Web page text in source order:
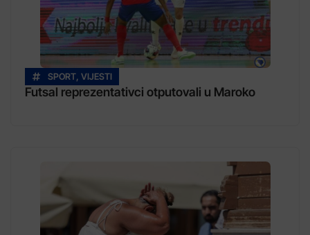
SPORT, VIJESTI
Futsal reprezentativci otputovali u Maroko